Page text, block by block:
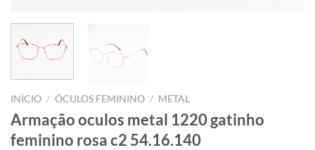
INÍCIO / ÓCULOS FEMININO / METAL
Armação oculos metal 1220 gatinho
feminino rosa c2 54.16.140